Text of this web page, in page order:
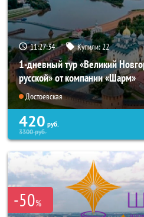
11:27:33 Купили: 22
1-дневный тур «Великий
русской» от компании «Шарм»
Достоевская
420 руб.
3300руб.
-50%